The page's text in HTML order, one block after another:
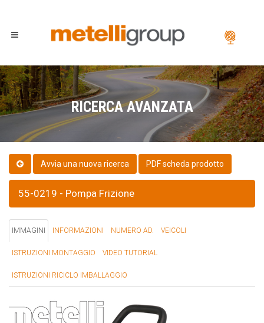
RICERCA AVANZATA
PDF scheda prodotto
55-0219 - Pompa Frizione
IMMAGINI INFORMAZIONI NUMERO AD. VEICOLI
ISTRUZIONI MONTAGGIO VIDEO TUTORIAL
ISTRUZIONI RICICLO IMBALLAGGIO